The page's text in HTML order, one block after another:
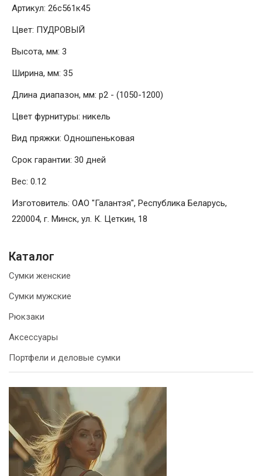
Артикул: 26с561к45
Цвет: ПУДРОВЫЙ
Высота, мм: 3
Ширина, мм: 35
Длина диапазон, мм: р2 - (1050-1200)
Цвет фурнитуры: никель
Вид пряжки: Одношпеньковая
Срок гарантии: 30 дней
Вес: 0.12
Изготовитель: ОАО "Галантэя", Республика Беларусь,
220004, г. Минск, ул. К. Цеткин, 18
Каталог
Сумки женские
Сумки мужские
Рюкзаки
Аксессуары
Портфели и деловые сумки